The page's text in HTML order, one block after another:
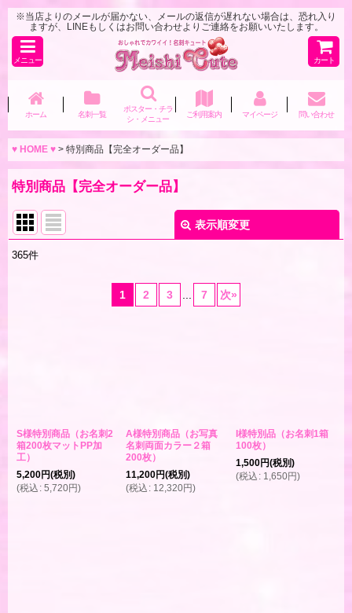
※当店よりのメールが届かない、メールの返信が遅れない場合は、恐れ入り
ますが、LINEもしくはお問い合わせよりご連絡をお願いいたします。
メニュー カート
ホーム 名刺一覧
ポスター・チラ
シ・メニュー
ご利用案内 マイページ 問い合わせ
♥ HOME ♥ > 特別商品【完全オーダー品】
特別商品【完全オーダー品】
表示順変更
365件
1 2 3 ... 7 次»
S様特別商品（お名刺2
箱200枚マットPP加
工）
5,200円(税別)
(税込 : 5,720円)
A様特別商品（お写真
名刺両面カラー２箱
200枚）
11,200円(税別)
(税込 : 12,320円)
I様特別品（お名刺1箱
100枚）
1,500円(税別)
(税込 : 1,650円)